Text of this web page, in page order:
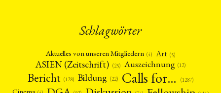
Schlagwörter
Aktuelles von unseren Mitgliedern (4) Art (5)
ASIEN (Zeitschrift) (25) Auszeichnung (12)
Bericht (128) Bildung (22) Calls for… (1287)